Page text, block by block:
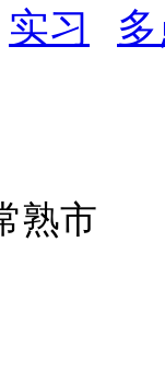
职称晋升 政府人
班车接送
实习
熟市